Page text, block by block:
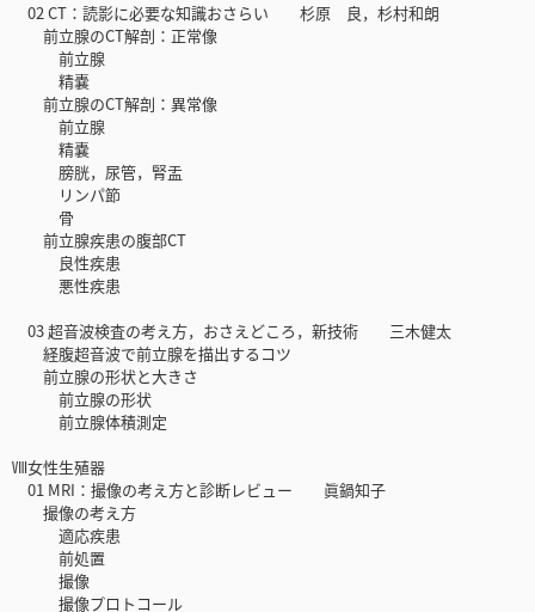
02 CT：読影に必要な知識おさらい 杉原 良，杉村和朗
前立腺のCT解剖：正常像
前立腺
精嚢
前立腺のCT解剖：異常像
前立腺
精嚢
膀胱，尿管，腎盂
リンパ節
骨
前立腺疾患の腹部CT
良性疾患
悪性疾患
03 超音波検査の考え方，おさえどころ，新技術 三木健太
経腹超音波で前立腺を描出するコツ
前立腺の形状と大きさ
前立腺の形状
前立腺体積測定
Ⅷ女性生殖器
01 MRI：撮像の考え方と診断レビュー 眞鍋知子
撮像の考え方
適応疾患
前処置
撮像
撮像プロトコール